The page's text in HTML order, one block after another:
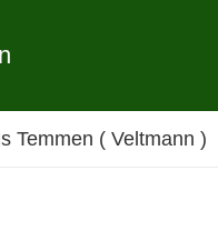
Temmen ( Veltmann )